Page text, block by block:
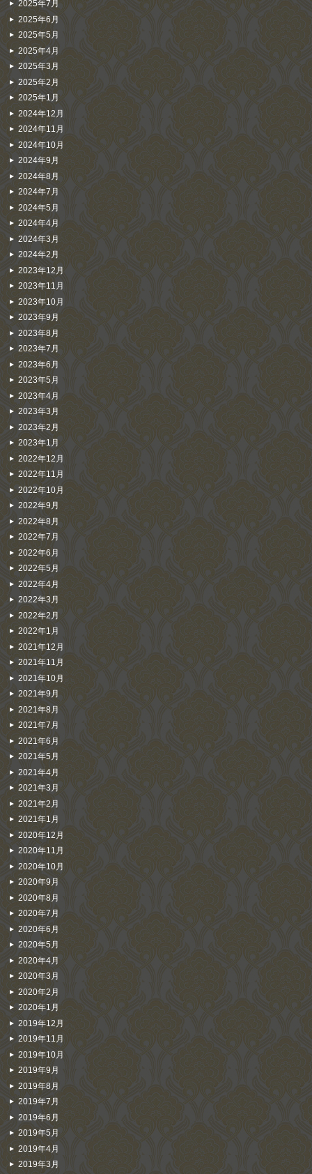
2025年7月
2025年6月
2025年5月
2025年4月
2025年3月
2025年2月
2025年1月
2024年12月
2024年11月
2024年10月
2024年9月
2024年8月
2024年7月
2024年5月
2024年4月
2024年3月
2024年2月
2023年12月
2023年11月
2023年10月
2023年9月
2023年8月
2023年7月
2023年6月
2023年5月
2023年4月
2023年3月
2023年2月
2023年1月
2022年12月
2022年11月
2022年10月
2022年9月
2022年8月
2022年7月
2022年6月
2022年5月
2022年4月
2022年3月
2022年2月
2022年1月
2021年12月
2021年11月
2021年10月
2021年9月
2021年8月
2021年7月
2021年6月
2021年5月
2021年4月
2021年3月
2021年2月
2021年1月
2020年12月
2020年11月
2020年10月
2020年9月
2020年8月
2020年7月
2020年6月
2020年5月
2020年4月
2020年3月
2020年2月
2020年1月
2019年12月
2019年11月
2019年10月
2019年9月
2019年8月
2019年7月
2019年6月
2019年5月
2019年4月
2019年3月